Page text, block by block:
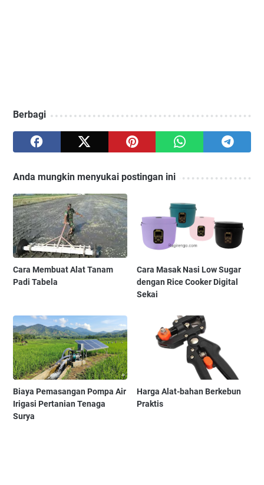
Berbagi
Anda mungkin menyukai postingan ini
Cara Membuat Alat Tanam
Padi Tabela
Cara Masak Nasi Low Sugar
dengan Rice Cooker Digital
Sekai
Biaya Pemasangan Pompa Air
Irigasi Pertanian Tenaga
Surya
Harga Alat-bahan Berkebun
Praktis